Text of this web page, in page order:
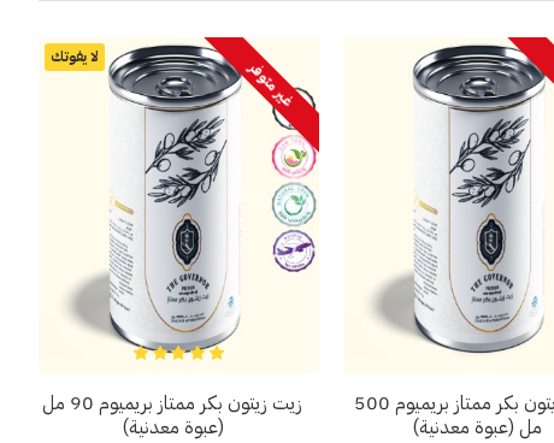
زيت زيتون بكر ممتاز بريميوم 500
مل (عبوة معدنية)
لا يفوتك
غير متوفر
زيت زيتون بكر ممتاز بريميوم 90 مل
(عبوة معدنية)